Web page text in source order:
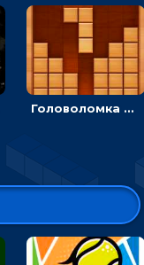
Головоломка из деревянных блоков: разложить в линии, чтобы убрать